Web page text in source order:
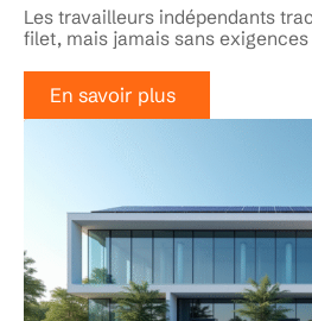
Les travailleurs indépendants
filet, mais jamais sans
En savoir plus